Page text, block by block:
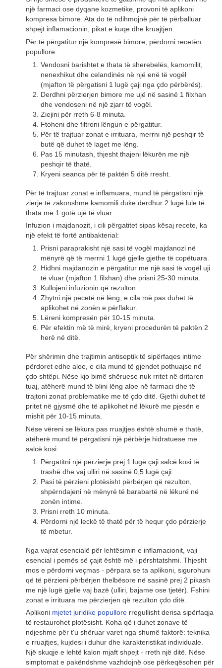
një farmaci ose dyqane kozmetike, provoni të aplikoni
kompresa bimore. Ata do të ndihmojnë për të përballuar
shpejt inflamacionin, pikat e kuqe dhe kruajtjen.
Për të përgatitur një kompresë bimore, përdorni recetën
popullore:
Vendosni barishtet e thata të sherebelës, kamomilit,
nenexhikut dhe celandinës në një enë të vogël
(mjafton të përgatisni 1 lugë çaji nga çdo përbërës).
Derdhni përzierjen bimore me ujë në sasinë 1 filxhan
dhe vendoseni në një zjarr të vogël.
Ziejini për rreth 6-8 minuta.
Ftoheni dhe filtroni lëngun e përgatitur.
Për të trajtuar zonat e irrituara, merrni një peshqir të
butë që duhet të laget me lëng.
Pas 15 minutash, thjesht thajeni lëkurën me një
peshqir të thatë.
Kryeni seanca për të paktën 5 ditë rresht.
Për të trajtuar zonat e inflamuara, mund të përgatisni një
zierje të zakonshme kamomili duke derdhur 2 lugë lule të
thata me 1 gotë ujë të vluar.
Infuzion i majdanozit, i cili përgatitet sipas kësaj recete, ka
një efekt të fortë antibakterial:
Prisni paraprakisht një sasi të vogël majdanozi në
mënyrë që të merrni 1 lugë gjelle gjethe të copëtuara.
Hidhni majdanozin e përgatitur me një sasi të vogël uji
të vluar (mjafton 1 filxhan) dhe prisni 25-30 minuta.
Kullojeni infuzionin që rezulton.
Zhytni një pecetë në lëng, e cila më pas duhet të
aplikohet në zonën e përflakur.
Lëreni kompresën për 10-15 minuta.
Për efektin më të mirë, kryeni procedurën të paktën 2
herë në ditë.
Për shërimin dhe trajtimin antiseptik të sipërfaqes intime
përdoret edhe aloe, e cila mund të gjendet pothuajse në
çdo shtëpi. Nëse kjo bimë shëruese nuk rritet në dritaren
tuaj, atëherë mund të blini lëng aloe në farmaci dhe të
trajtoni zonat problematike me të çdo ditë. Gjethi duhet të
pritet në gjysmë dhe të aplikohet në lëkurë me pjesën e
mishit për 10-15 minuta.
Nëse vëreni se lëkura pas rruajtjes është shumë e thatë,
atëherë mund të përgatisni një përbërje hidratuese me
salcë kosi:
Përgatitni një përzierje prej 1 lugë çaji salcë kosi të
trashë dhe vaj ulliri në sasinë 0,5 lugë çaji.
Pasi të përzieni plotësisht përbërjen që rezulton,
shpërndajeni në mënyrë të barabartë në lëkurë në
zonën intime.
Prisni rreth 10 minuta.
Përdorni një leckë të thatë për të hequr çdo përzierje
të mbetur.
Nga vajrat esencialë për lehtësimin e inflamacionit, vaji
esencial i pemës së çajit është më i përshtatshmi. Thjesht
mos e përdorni veçmas - përpara se ta aplikoni, sigurohuni
që të përzieni përbërjen thelbësore në sasinë prej 2 pikash
me një lugë gjelle vaj bazë (ulliri, bajame ose tjetër). Fshini
zonat e irrituara me përzierjen që rezulton çdo ditë.
Aplikoni mjetet juridike popullore rregullisht derisa sipërfaqja
të restaurohet plotësisht. Koha që i duhet zonave të
ndjeshme për t'u shëruar varet nga shumë faktorë: teknika
e rruajtjes, kujdesi i duhur dhe karakteristikat individuale.
Një skuqje e lehtë kalon mjaft shpejt - rreth një ditë. Nëse
simptomat e pakëndshme vazhdojnë ose përkeqësohen për